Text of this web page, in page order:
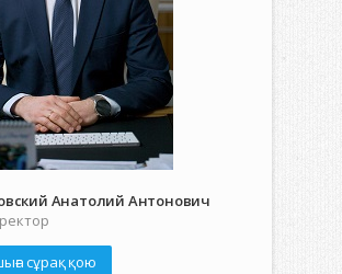
Анатолий Антонович
сұрақ қою